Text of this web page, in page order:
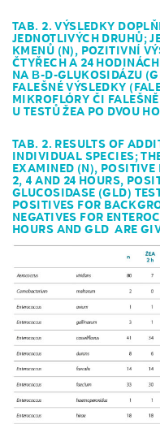
TAB. 2. VÝSLEDKY
JEDNOTLIVÝCH DRUHŮ;
KMENŮ (N), POZITIVNÍ
ČTYŘECH A 24
NA Β-D-GLUKOSIDÁZU
FALEŠNÉ VÝSLEDKY
MIKROFLÓRY ČI
U TESTŮ ŽEA PO DVOU
TAB. 2. RESULTS OF
INDIVIDUAL SPECIES;
EXAMINED (N), POSITIVE
2, 4 AND 24 HOURS,
GLUCOSIDASE (GLD)
POSITIVES FOR
NEGATIVES FOR
HOURS AND GLD ARE